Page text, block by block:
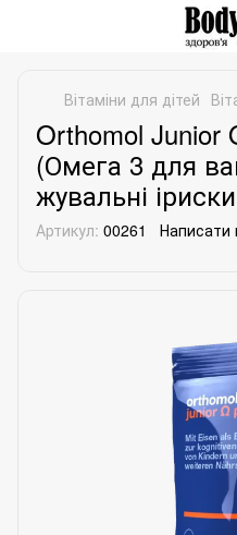
Вітаміни для дітей
Orthomol Junior
(Омега 3 для
жувальні іриски
Артикул: 00261 Написати